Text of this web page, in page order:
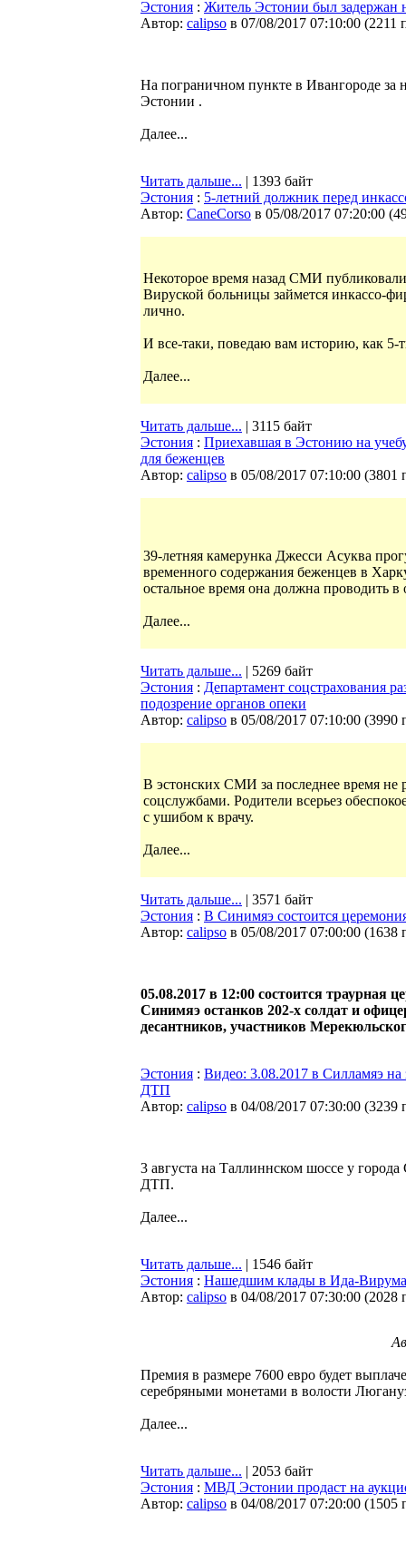
Эстония : Житель Эстонии был задержан
Автор: calipso в 07/08/2017 07:10:00 (2211
На пограничном пункте в Ивангороде за
Эстонии .
Далее...
Читать дальше... | 1393 байт
Эстония : 5-летний должник перед
Автор: CaneCorso в 05/08/2017 07:20:00 (
Некоторое время назад СМИ
Вируской больницы займется инкассо-
лично.
И все-таки, поведаю вам историю, как 5-
Далее...
Читать дальше... | 3115 байт
Эстония : Приехавшая в Эстонию на
для беженцев
Автор: calipso в 05/08/2017 07:10:00 (3801
39-летняя камерунка Джесси Асуква
временного содержания беженцев в
остальное время она должна проводить
Далее...
Читать дальше... | 5269 байт
Эстония : Департамент соцстрахования
подозрение органов опеки
Автор: calipso в 05/08/2017 07:10:00 (3990
В эстонских СМИ за последнее время не
соцслужбами. Родители всерьез
с ушибом к врачу.
Далее...
Читать дальше... | 3571 байт
Эстония : В Синимяэ состоится
Автор: calipso в 05/08/2017 07:00:00 (1638
05.08.2017 в 12:00 состоится траурная
Синимяэ останков 202-х солдат и
десантников, участников
Эстония : Видео: 3.08.2017 в Силламяэ на
ДТП
Автор: calipso в 04/08/2017 07:30:00 (3239
3 августа на Таллиннском шоссе у
ДТП.
Далее...
Читать дальше... | 1546 байт
Эстония : Нашедшим клады в Ида-
Автор: calipso в 04/08/2017 07:30:00 (2028
Премия в размере 7600 евро будет
серебряными монетами в волости
Далее...
Читать дальше... | 2053 байт
Эстония : МВД Эстонии продаст на
Автор: calipso в 04/08/2017 07:20:00 (1505